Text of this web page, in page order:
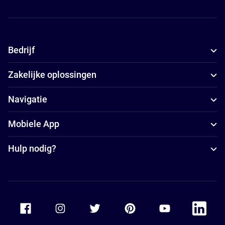
Bedrijf
Zakelijke oplossingen
Navigatie
Mobiele App
Hulp nodig?
Accor Youtube
Accor